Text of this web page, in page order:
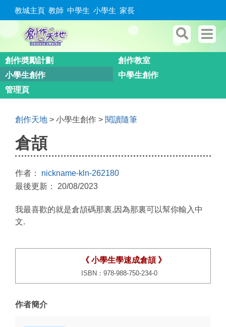
教城主頁 教師 中學生 小學生 家長
創作奬勵計劃
創作教室
小學生創作
中學生創作
管理頁
創作天地 > 小學生創作 > 閱讀隨筆
倉頡
作者： nickname-kln-262180
最後更新： 20/08/2023
我最喜歡的就是倉頡碼那裏,因為那裏可以幫你輸入中
文.
《 小學生學速成倉頡 》
ISBN：978-988-750-234-0
作者簡介